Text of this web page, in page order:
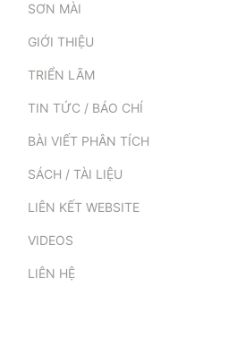
SƠN MÀI
GIỚI THIỆU
TRIỂN LÃM
TIN TỨC / BÁO CHÍ
BÀI VIẾT PHÂN TÍCH
SÁCH / TÀI LIỆU
LIÊN KẾT WEBSITE
VIDEOS
LIÊN HỆ